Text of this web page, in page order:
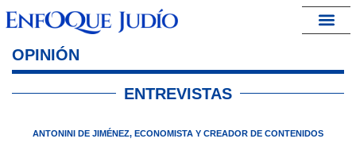
OPINIÓN
ENTREVISTAS
ANTONINI DE JIMÉNEZ, ECONOMISTA Y CREADOR DE CONTENIDOS